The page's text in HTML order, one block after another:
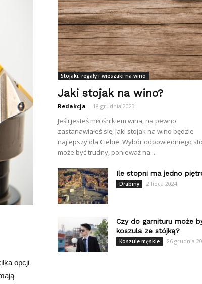
opcji
Stojaki, regały i wieszaki na wino
Jaki stojak na wino?
Redakcja - 18 grudnia 2023
Jeśli jesteś miłośnikiem wina, na pewno
zastanawiałeś się, jaki stojak na wino będzie
najlepszy dla Ciebie. Wybór odpowiedniego
może być trudny, ponieważ na...
Ile stopni ma jedno
Drabiny 2 lipca 2024
Czy do garnituru może
koszula ze stójką?
Koszule męskie 26 grudnia